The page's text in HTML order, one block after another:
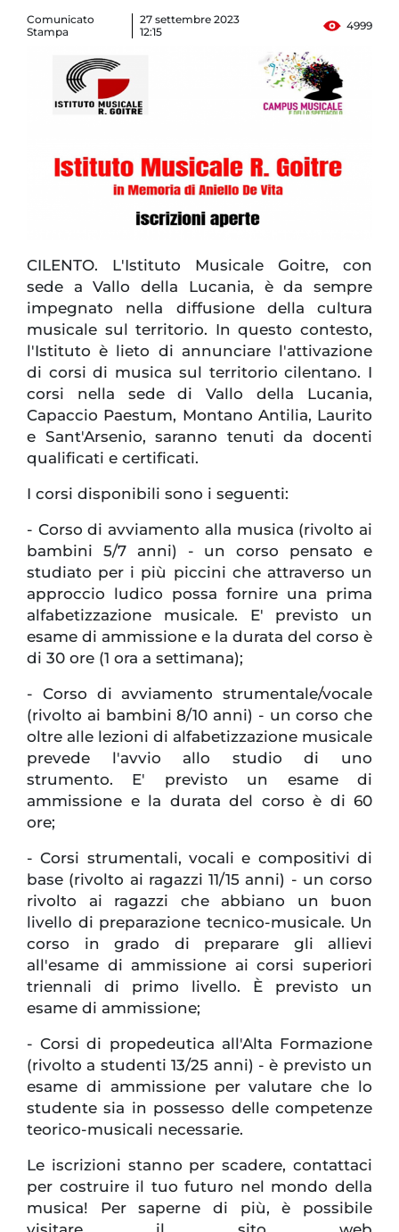
Comunicato
Stampa
27 settembre 2023
12:15
4999
CILENTO. L'Istituto Musicale Goitre, con
sede a Vallo della Lucania, è da sempre
impegnato nella diffusione della cultura
musicale sul territorio. In questo contesto,
l'Istituto è lieto di annunciare l'attivazione
di corsi di musica sul territorio cilentano. I
corsi nella sede di Vallo della Lucania,
Capaccio Paestum, Montano Antilia, Laurito
e Sant'Arsenio, saranno tenuti da docenti
qualificati e certificati.
I corsi disponibili sono i seguenti:
- Corso di avviamento alla musica (rivolto ai
bambini 5/7 anni) - un corso pensato e
studiato per i più piccini che attraverso un
approccio ludico possa fornire una prima
alfabetizzazione musicale. E' previsto un
esame di ammissione e la durata del corso è
di 30 ore (1 ora a settimana);
- Corso di avviamento strumentale/vocale
(rivolto ai bambini 8/10 anni) - un corso che
oltre alle lezioni di alfabetizzazione musicale
prevede l'avvio allo studio di uno
strumento. E' previsto un esame di
ammissione e la durata del corso è di 60
ore;
- Corsi strumentali, vocali e compositivi di
base (rivolto ai ragazzi 11/15 anni) - un corso
rivolto ai ragazzi che abbiano un buon
livello di preparazione tecnico-musicale. Un
corso in grado di preparare gli allievi
all'esame di ammissione ai corsi superiori
triennali di primo livello. È previsto un
esame di ammissione;
- Corsi di propedeutica all'Alta Formazione
(rivolto a studenti 13/25 anni) - è previsto un
esame di ammissione per valutare che lo
studente sia in possesso delle competenze
teorico-musicali necessarie.
Le iscrizioni stanno per scadere, contattaci
per costruire il tuo futuro nel mondo della
musica! Per saperne di più, è possibile